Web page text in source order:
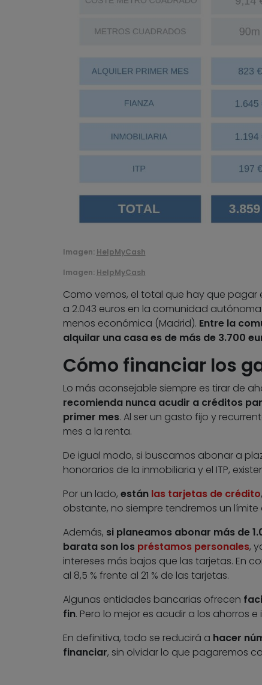
Imagen: HelpMyCash
Imagen: HelpMyCash
Como vemos, el total que hay que pagar
a 2.043 euros en la comunidad
menos económica (Madrid). Entre la
alquilar una casa es de más de 3.700
Cómo financiar los
Lo más aconsejable siempre es tirar de
recomienda nunca acudir a créditos
primer mes. Al ser un gasto fijo y
mes a la renta.
De igual modo, si buscamos abonar a
honorarios de la inmobiliaria y el ITP,
Por un lado, están las tarjetas de crédito
obstante, no siempre tendremos un
Además, si planeamos abonar más de
barata son los préstamos personales,
intereses más bajos que las tarjetas. En
al 8,5 % frente al 21 % de las tarjetas.
Algunas entidades bancarias ofrecen
fin. Pero lo mejor es acudir a los ahorros
En definitiva, todo se reducirá a hacer
financiar, sin olvidar lo que pagaremos